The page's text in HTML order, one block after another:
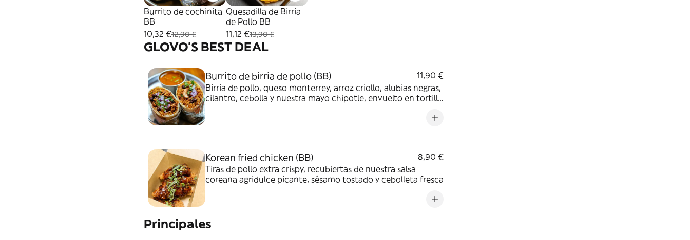
Burrito de cochinita
BB
10,32 €12,90 €
Quesadilla de Birria
de Pollo BB
11,12 €13,90 €
GLOVO'S BEST DEAL
Burrito de birria de pollo (BB)
11,90 €
Birria de pollo, queso monterrey, arroz criollo, alubias negras,
cilantro, cebolla y nuestra mayo chipotle, envuelto en tortilla
Korean fried chicken (BB)
8,90 €
Tiras de pollo extra crispy, recubiertas de nuestra salsa
coreana agridulce picante, sésamo tostado y cebolleta fresca
Principales